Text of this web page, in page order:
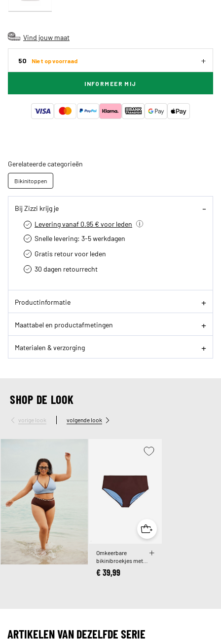
Vind jouw maat
50 Niet op voorraad
INFORMEER MIJ
Gerelateerde categorieën
Bikinitoppen
Bij Zizzi krijg je
Levering vanaf 0.95 € voor leden
Snelle levering: 3-5 werkdagen
Gratis retour voor leden
30 dagen retourrecht­
Productinformatie
Maattabel en productafmetingen
Materialen & verzorging
SHOP DE LOOK
vorige look volgende look
Omkeerbare
bikinibroekjes met
normale taille
€ 39,99
ARTIKELEN VAN DEZELFDE SERIE